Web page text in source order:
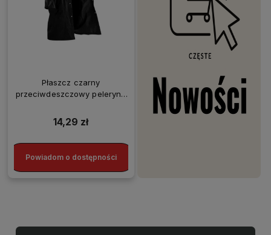
Płaszcz czarny
przeciwdeszczowy peleryna
14,29 zł
Powiadom o dostępności